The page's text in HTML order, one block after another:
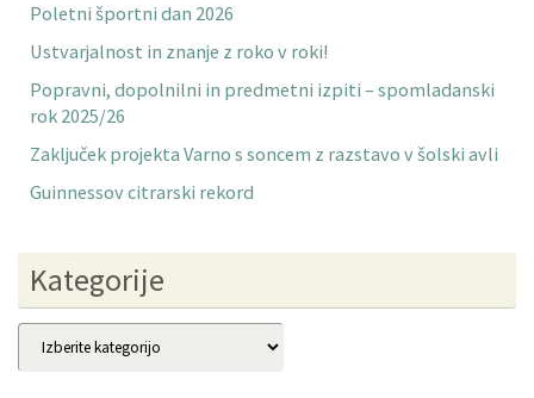
Poletni športni dan 2026
Ustvarjalnost in znanje z roko v roki!
Popravni, dopolnilni in predmetni izpiti – spomladanski
rok 2025/26
Zaključek projekta Varno s soncem z razstavo v šolski avli
Guinnessov citrarski rekord
Kategorije
Kategorije